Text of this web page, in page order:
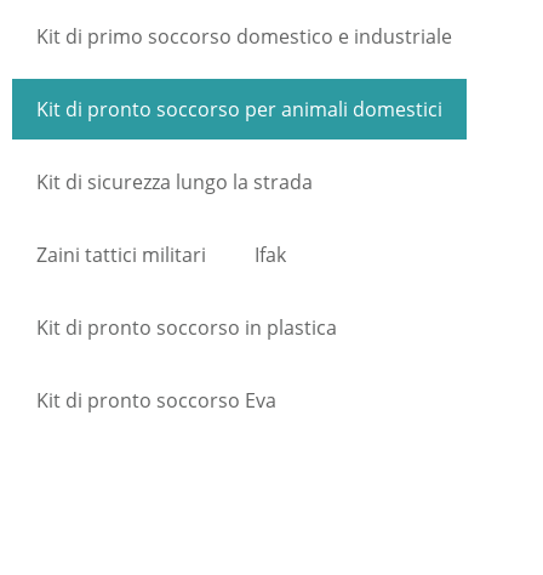
Kit di primo soccorso domestico e industriale
Kit di pronto soccorso per animali domestici
Kit di sicurezza lungo la strada
Zaini tattici militari Ifak
Kit di pronto soccorso in plastica
Kit di pronto soccorso Eva